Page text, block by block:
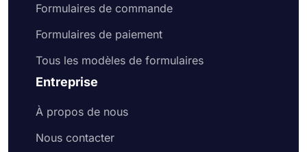
Formulaires de commande
Formulaires de paiement
Tous les modèles de formulaires
Entreprise
À propos de nous
Nous contacter